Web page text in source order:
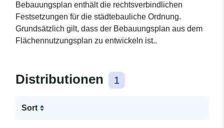
Bebauungsplan enthält die rechtsverbindlichen
Festsetzungen für die städtebauliche Ordnung.
Grundsätzlich gilt, dass der Bebauungsplan aus dem
Flächennutzungsplan zu entwickeln ist..
Distributionen 1
Sort